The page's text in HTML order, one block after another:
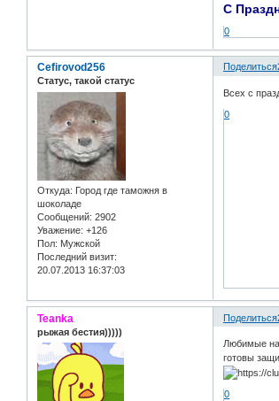
С
0
Поделиться
Cefirovod256
Статус, такой статус
Откуда: Город где таможня в
шоколаде
Сообщений: 2902
Уважение: +126
Пол: Мужской
Последний визит:
20.07.2013 16:37:03
Всех с
0
Поделиться
Teanka
рыжая бестия)))))
Любимые
готовы
0